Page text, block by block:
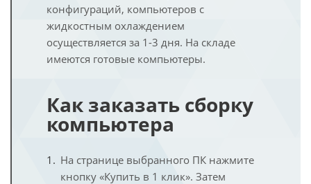
конфигураций, компьютеров с
жидкостным охлаждением
осуществляется за 1-3 дня. На складе
имеются готовые компьютеры.
Как заказать сборку
компьютера
На странице выбранного ПК нажмите
кнопку «Купить в 1 клик». Затем